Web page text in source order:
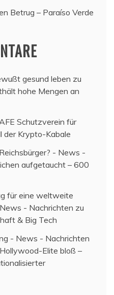
Betrug – Paraíso Verde
gesund leben zu
hohe Mengen an
Schutzverein für
der Krypto-Kabale
- News -
aufgetaucht – 600
für eine weltweite
- Nachrichten zu
& Big Tech
- News - Nachrichten
Elite bloß –